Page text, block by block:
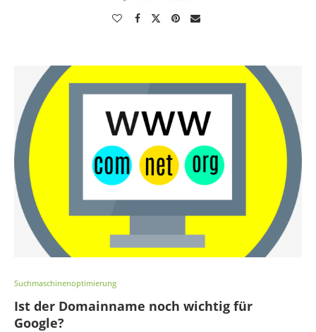
Suchmaschinenoptimierung
Ist der Domainname noch wichtig für
Google?